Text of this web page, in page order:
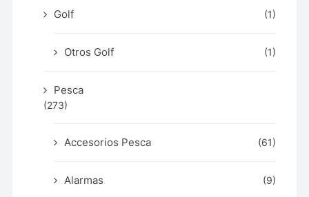
Golf (1)
Otros Golf (1)
Pesca
(273)
Accesorios Pesca (61)
Alarmas (9)